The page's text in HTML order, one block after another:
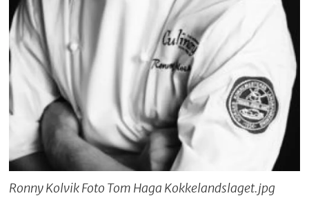
Ronny Kolvik Foto Tom Haga Kokkelandslaget.jpg